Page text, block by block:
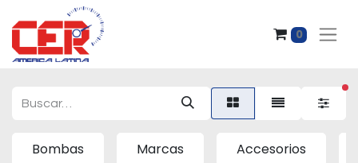
0
Bombas Marcas Accesorios